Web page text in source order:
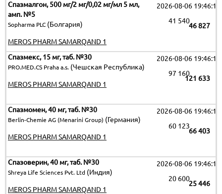
Спазмалгон, 500 мг/2 мг/0,02 мг/мл 5 мл,
амп. №5
Sopharma PLC (Болгария)
2026-08-06 19:46:15
46 827
41 540
MEROS PHARM SAMARQAND 1
Спазмекс, 15 мг, таб. №30
PRO.MED.CS Praha a.s. (Чешская Республика)
2026-08-06 19:46:15
121 633
97 160
MEROS PHARM SAMARQAND 1
Спазмомен, 40 мг, таб. №30
Berlin-Chemie AG (Menarini Group) (Германия)
2026-08-06 19:46:15
66 403
60 123
MEROS PHARM SAMARQAND 1
Спазоверин, 40 мг, таб. №30
Shreya Life Sciences Pvt. Ltd (Индия)
2026-08-06 19:46:15
25 446
20 600
MEROS PHARM SAMARQAND 1